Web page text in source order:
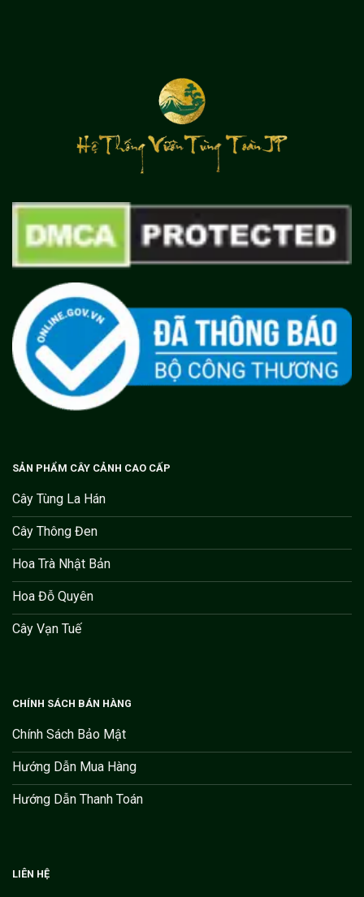
SẢN PHẨM CÂY CẢNH CAO CẤP
Cây Tùng La Hán
Cây Thông Đen
Hoa Trà Nhật Bản
Hoa Đỗ Quyên
Cây Vạn Tuế
CHÍNH SÁCH BÁN HÀNG
Chính Sách Bảo Mật
Hướng Dẫn Mua Hàng
Hướng Dẫn Thanh Toán
LIÊN HỆ